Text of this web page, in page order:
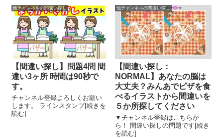
他チャンネルの間違い探し
【間違い探し】問題4問 間
違い3ヶ所 時間は90秒で
す。
チャンネル登録よろしくお願い
します。 ラインスタンプ[続きを
読む]
他チャンネルの間違い探し
【間違い探し：
NORMAL】あなたの脳は
大丈夫？みんあでピザを食
べるイラストから間違いを
５か所探してください
▼チャンネル登録はこちらか
ら！ 間違い探しの問題です[続き
を読む]